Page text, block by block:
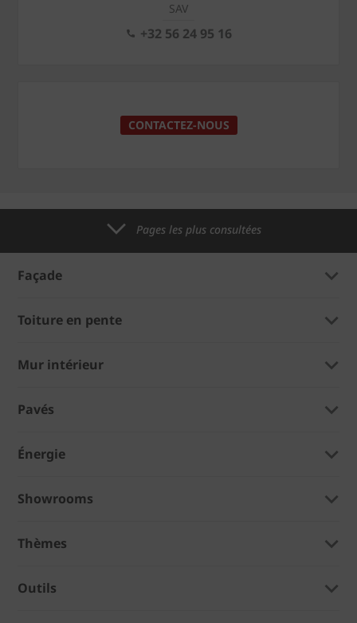
SAV
+32 56 24 95 16
CONTACTEZ-NOUS
Pages les plus consultées
Façade
Toiture en pente
Mur intérieur
Pavés
Énergie
Showrooms
Thèmes
Outils